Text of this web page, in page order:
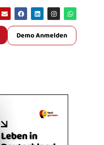
Demo Anmelden